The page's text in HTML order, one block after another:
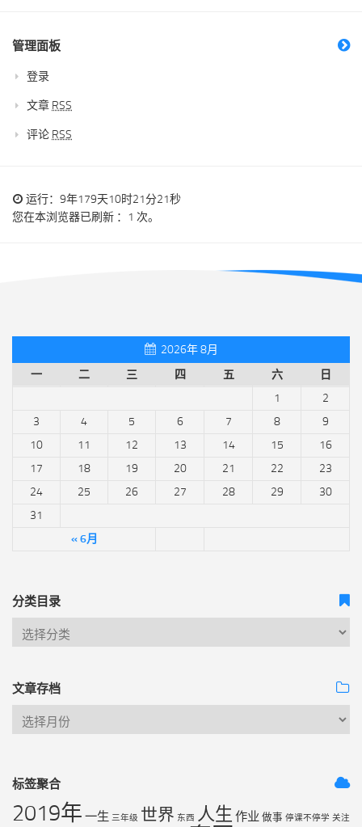
管理面板
登录
文章 RSS
评论 RSS
运行：9年179天10时21分21秒
您在本浏览器已刷新 ：1 次。
2026年 8月
一
二 三 四 五 六 日
« 6月
1
2
3
4 5 6 7 8
9
10
11 12 13 14 15
16
17
18 19 20 21 22
23
24
25 26 27 28 29
30
31
分类目录
文章存档
标签聚合
2019年 一生 三年级 世界 东西 人生 作业 做事 停课不停学 关注